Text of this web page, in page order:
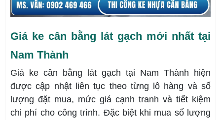
Giá ke cân bằng lát gạch mới nhất tại
Nam Thành
Giá ke cân bằng lát gạch tại Nam Thành hiện
được cập nhật liên tục theo từng lô hàng và số
lượng đặt mua, mức giá cạnh tranh và tiết kiệm
chi phí cho công trình. Đặc biệt khi mua số lượng